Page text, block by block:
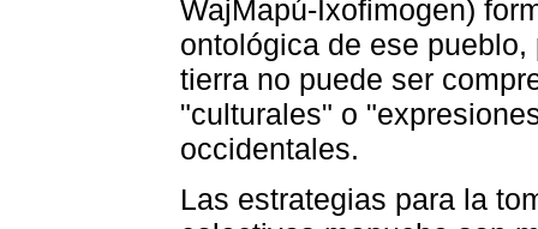
WajMapú-Ixofimogen)
ontológica de ese
tierra no puede ser
"culturales" o
occidentales.
Las estrategias para la